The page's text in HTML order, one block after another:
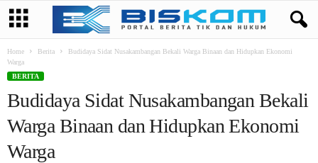
Home Berita
Budidaya Sidat Nusakambangan Bekali Warga Binaan dan Hidupkan Ekonomi
Warga
BERITA
Budidaya Sidat Nusakambangan Bekali
Warga Binaan dan Hidupkan Ekonomi
Warga